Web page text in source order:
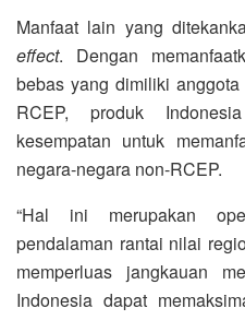
Manfaat lain yang
effect. Dengan
bebas yang dimiliki
RCEP, produk
kesempatan untuk
negara-negara non-RCEP.
“Hal ini merupakan
pendalaman rantai nilai
memperluas jangkauan
Indonesia dapat